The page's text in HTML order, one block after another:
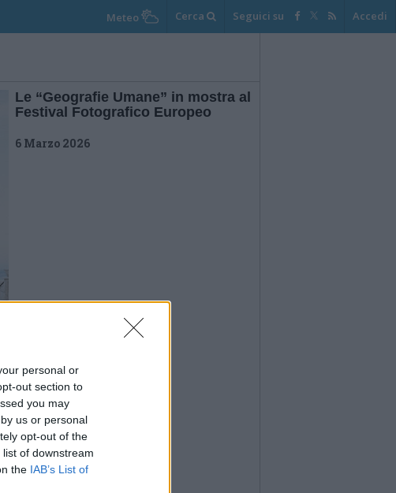
personal or
out section to
you may
us or personal
opt-out of the
of downstream
the IAB’s List of
Meteo Cerca Seguici su Accedi
Le “Geografie Umane” in mostra al
Festival Fotografico Europeo
6 Marzo 2026